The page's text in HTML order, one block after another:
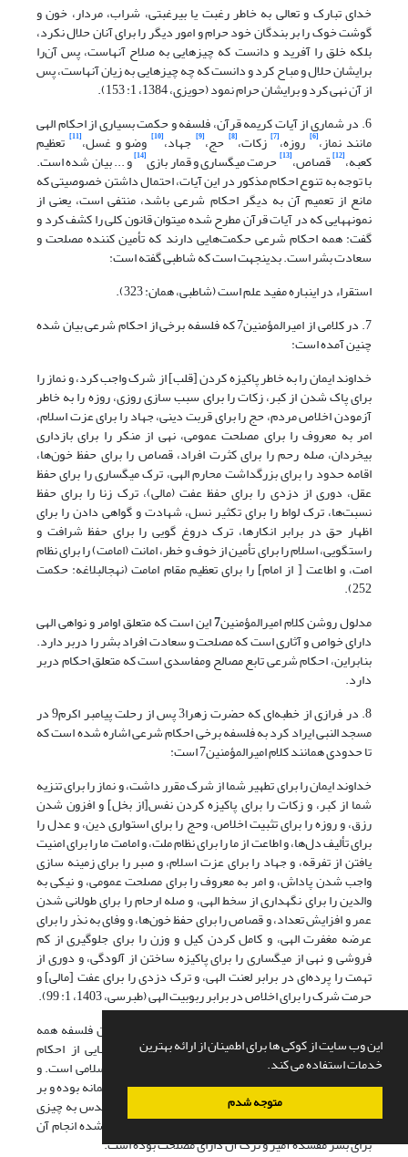
این وب سایت از کوکی ها برای اطمینان از ارائه بهترین
خدمات استفاده می کند.
متوجه شدم
خدای تبارک و تعالی به خاطر رغبت یا بی‏رغبتی، شراب، مردار، خون و
گوشت خوک را بر بندگان خود حرام و امور دیگر را برای آنان حلال نکرد،
بلکه خلق را آفرید و دانست که چیزهایی به صلاح آنهاست، پس آن‌را
برایشان حلال و مباح کرد و دانست که چه چیزهایی به زیان آنهاست، پس
از آن نهی کرد و برایشان حرام نمود (حویزی، 1384، 1: 153).
6. در شماری از آیات کریمه قرآن، فلسفه و حکمت بسیاری از احکام الهی
مانند نماز،[6] روزه،[7] زکات،[8] حج،[9] جهاد،[10] وضو و غسل،[11] تعظیم
کعبه،[12] قصاص،[13] حرمت میگساری و قمار بازی[14] و ... بیان شده است.
با توجه به تنوع احکام مذکور در این آیات، احتمال داشتن خصوصیتی که
مانع از تعمیم آن به دیگر احکام شرعی باشد، منتفی است، یعنی از
نمونه‎هایی که در آیات قرآن مطرح شده می‎توان قانون کلی را کشف کرد و
گفت: همه احکام شرعی حکمت‌هایی دارند که تأمین کننده مصلحت و
سعادت بشر است. بدین‎جهت است که شاطبی گفته است:
استقراء در این‎باره مفید علم است (شاطبی، همان: 323).
7. در کلامی از امیرالمؤمنین7 که فلسفه برخی از احکام شرعی بیان شده
چنین آمده است:
خداوند ایمان ‌را به خاطر پاکیزه کردن [قلب] از شرک واجب کرد، و نماز را
برای پاک شدن از کبر، زکات را برای سبب سازی روزی، روزه را به خاطر
آزمودن اخلاص مردم، حج را برای قربت دینی، جهاد را برای عزت اسلام،
امر به معروف را برای مصلحت عمومی، نهی از منکر را برای بازداری
بی‎خردان، صله رحم را برای کثرت افراد، قصاص را برای حفظ خون‌ها،
اقامه حدود را برای بزرگداشت محارم الهی، ترک میگساری را برای حفظ
عقل، دوری از دزدی را برای حفظ عفت (مالی)، ترک زنا را برای حفظ
نسبت‌ها، ترک لواط را برای تکثیر نسل، شهادت و گواهی دادن را برای
اظهار حق در برابر انکارها، ترک دروغ گویی را برای حفظ شرافت و
راست‎گویی، اسلام را برای تأمین از خوف و خطر، امانت (امامت) را برای نظام
امت، و اطاعت [ از امام] را برای تعظیم مقام امامت (نهج‏البلاغه: حکمت
252).
مدلول روشن کلام امیرالمؤمنین7این است که متعلق اوامر و نواهی الهی
دارای خواص و آثاری است که مصلحت و سعادت افراد بشر را دربر دارد.
بنابراین، احکام شرعی تابع مصالح ومفاسدی است که متعلق احکام دربر
دارد.
8. در فرازی از خطبه‌ای که حضرت زهرا3 پس از رحلت پیامبر اکرم9 در
مسجد النبی ایراد کرد به فلسفه برخی احکام شرعی اشاره شده است که
تا حدودی همانند کلام امیرالمؤمنین7 است:
خداوند ایمان را برای تطهیر شما از شرک مقرر داشت، و نماز را برای تنزیه
شما از کبر، و زکات را برای پاکیزه کردن نفس[از بخل] و افزون شدن
رزق، و روزه را برای تثبیت اخلاص، وحج را برای استواری دین، و عدل را
برای تألیف دل‌ها، و اطاعت از ما را برای نظام ملت، و امامت ما را برای امنیت
یافتن از تفرقه، و جهاد را برای عزت اسلام، و صبر را برای زمینه سازی
واجب شدن پاداش، و امر به معروف را برای مصلحت عمومی، و نیکی به
والدین را برای نگهداری از سخط الهی، و صله ارحام را برای طولانی شدن
عمر و افزایش تعداد، و قصاص را برای حفظ خون‌ها، و وفای به نذر را برای
عرضه مغفرت الهی، و کامل کردن کیل و وزن را برای جلوگیری از کم
فروشی و نهی از میگساری را برای پاکیزه ساختن از آلودگی، و دوری از
تهمت را پرده‌ای در برابر لعنت الهی، و ترک دزدی را برای عفت [مالی] و
حرمت شرک را برای اخلاص در برابر ربوبیت الهی (طبرسی، 1403، 1: 99).
درمقام بیان فلسفه همه
احکام شرعی نبوده‎اند، و آنچه بیان کرده‎اند نمونه‎هایی از احکام
اعتقادی، عبادی، اخلاقی، اقتصادی، سیاسی، و اجتماعی اسلامی است. و
غرض بیان این مطلب بوده است که اوامر و نواهی الهی حکیمانه بوده و بر
اساس خیر و صلاح بشر صادر شده است. اگر در شرع مقدس به چیزی
امر شده خیر و صلاح بشر را دربر داشته و اگر چیزی نهی شده انجام آن
برای بشر مفسده آمیز و ترک آن دارای مصلحت بوده است.